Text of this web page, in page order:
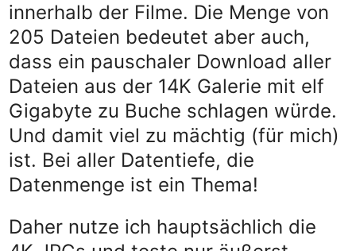
innerhalb der Filme. Die Menge von
205 Dateien bedeutet aber auch,
dass ein pauschaler Download aller
Dateien aus der 14K Galerie mit elf
Gigabyte zu Buche schlagen würde.
Und damit viel zu mächtig (für mich)
ist. Bei aller Datentiefe, die
Datenmenge ist ein Thema!
Daher nutze ich hauptsächlich die